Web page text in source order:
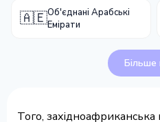
🇦🇪Об'єднані Арабські
Емірати
Більше
Того, західноафриканська